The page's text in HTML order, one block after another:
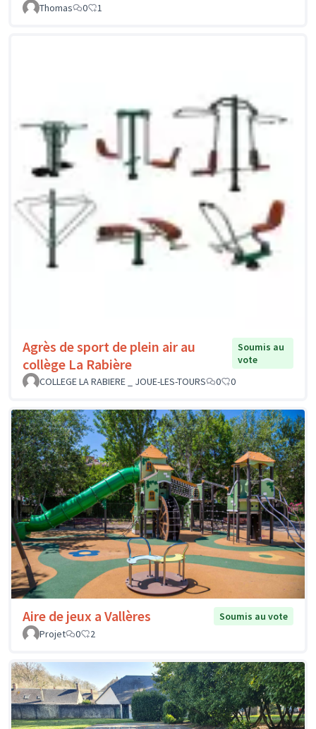
Thomas
0 1
Agrès de sport de plein air au
collège La Rabière
Soumis au
vote
COLLEGE LA RABIERE _ JOUE-LES-TOURS
0 0
Aire de jeux a Vallères
Soumis au vote
Projet
0 2